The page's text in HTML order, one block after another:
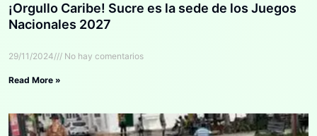
¡Orgullo Caribe! Sucre es la sede de los Juegos
Nacionales 2027
29/11/2024 No hay comentarios
Read More »